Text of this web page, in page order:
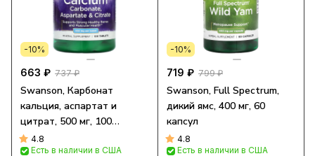
-10%
663 ₽ 737 ₽
Swanson, Карбонат
кальция, аспартат и
цитрат, 500 мг, 100
таблеток
4.8
Есть в наличии в США
-10%
719 ₽ 799 ₽
Swanson, Full Spectrum,
дикий ямс, 400 мг, 60
капсул
4.8
Есть в наличии в США